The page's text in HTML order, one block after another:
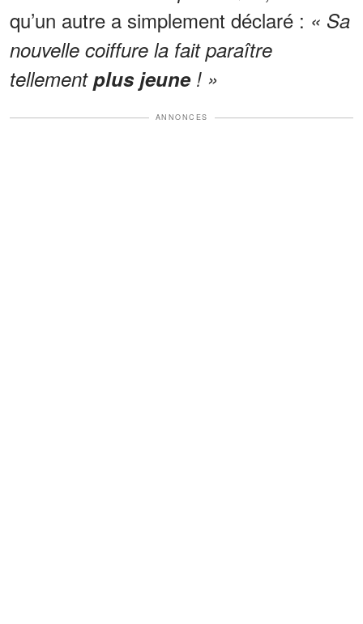
qu’un autre a simplement déclaré : « Sa
nouvelle coiffure la fait paraître
tellementplus jeune! »
ANNONCES